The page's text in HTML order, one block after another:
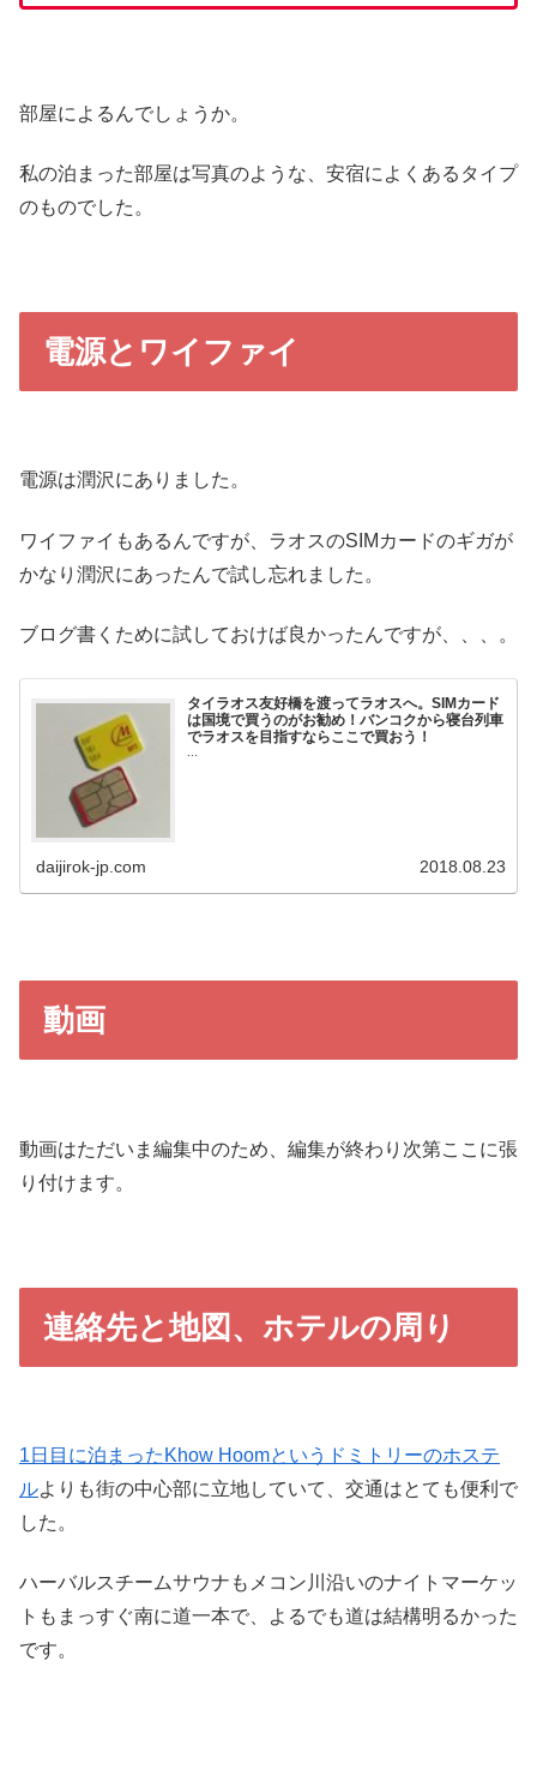
部屋によるんでしょうか。
私の泊まった部屋は写真のような、安宿によくあるタイプ
のものでした。
電源とワイファイ
電源は潤沢にありました。
ワイファイもあるんですが、ラオスのSIMカードのギガが
かなり潤沢にあったんで試し忘れました。
ブログ書くために試しておけば良かったんですが、、、。
タイラオス友好橋を渡ってラオスへ。SIMカード
は国境で買うのがお勧め！バンコクから寝台列車
でラオスを目指すならここで買おう！
daijirok-jp.com 2018.08.23
動画
動画はただいま編集中のため、編集が終わり次第ここに張
り付けます。
連絡先と地図、ホテルの周り
1日目に泊まったKhow Hoomというドミトリーのホステ
ルよりも街の中心部に立地していて、交通はとても便利で
した。
ハーバルスチームサウナもメコン川沿いのナイトマーケッ
トもまっすぐ南に道一本で、よるでも道は結構明るかった
です。